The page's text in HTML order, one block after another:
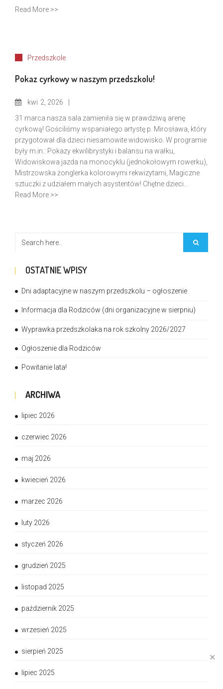
✕
Read More >>
Przedszkole
Pokaz cyrkowy w naszym przedszkolu!
kwi 2, 2026
31 marca nasza sala zamieniła się w prawdziwą arenę
cyrkową! Gościliśmy wspaniałego artystę p. Mirosława, który
przygotował dla dzieci niesamowite widowisko. W programie
były m.in.: Pokazy ekwilibrystyki i balansu na wałku,
Widowiskowa jazda na monocyklu (jednokołowym rowerku),
Mistrzowska żonglerka kolorowymi rekwizytami, Magiczne
sztuczki z udziałem małych asystentów! Chętne dzieci...
Read More >>
OSTATNIE WPISY
Dni adaptacyjne w naszym przedszkolu – ogłoszenie
Informacja dla Rodziców (dni organizacyjne w sierpniu)
Wyprawka przedszkolaka na rok szkolny 2026/2027
Ogłoszenie dla Rodziców
Powitanie lata!
ARCHIWA
lipiec 2026
czerwiec 2026
maj 2026
kwiecień 2026
marzec 2026
luty 2026
styczeń 2026
grudzień 2025
listopad 2025
październik 2025
wrzesień 2025
sierpień 2025
lipiec 2025